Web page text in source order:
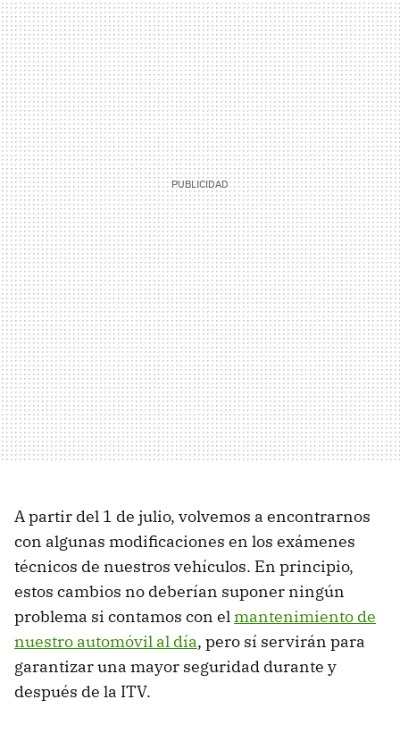
A partir del 1 de julio, volvemos a encontrarnos
con algunas modificaciones en los exámenes
técnicos de nuestros vehículos. En principio,
estos cambios no deberían suponer ningún
problema si contamos con elmantenimiento de
nuestro automóvil al día, pero sí servirán para
garantizar una mayor seguridad durante y
después de la ITV.